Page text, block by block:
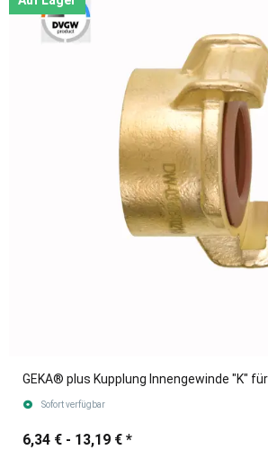
GEKA® plus Kupplung Innengewinde "K"
Sofort verfügbar
6,34 € - 13,19 € *